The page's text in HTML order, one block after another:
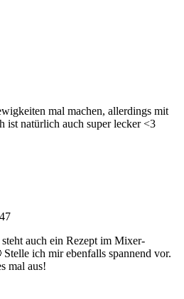
mal machen, allerdings mit
ist natürlich auch super lecker <3
auch ein Rezept im Mixer-
ich mir ebenfalls spannend vor.
mal aus!